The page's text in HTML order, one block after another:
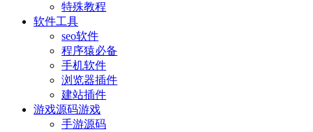
特殊教程
软件工具
seo软件
程序猿必备
手机软件
浏览器插件
建站插件
游戏源码游戏
手游源码